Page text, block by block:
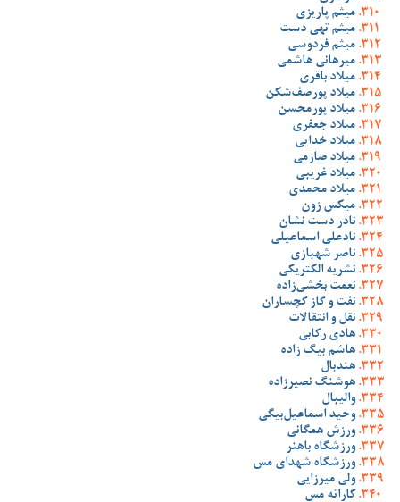
میثم پاریزی
میثم تهی دست
میثم فردوسی
میرهانی هاشمی
میلاد باقری
میلاد پورصف‌شکن
میلاد پورمحسن
میلاد جعفری
میلاد خدایی
میلاد صارمی
میلاد غریبی
میلاد محمدی
میکس زون
نادر دست نشان
نادعلی اسماعیلی
ناصر شهبازی
نشریه الکتریکی
نعمت بخشی‌زاده
نفت و گاز گچساران
نقل و انتقالات
هادی رکابی
هاشم بیگ زاده
هندبال
هوشنگ نصیرزاده
والیبال
وحید اسماعیل‌بیگی
ورزش همگانی
ورزشگاه باهنر
ورزشگاه شهدای مس
ولی میرزایی
کاراته مس